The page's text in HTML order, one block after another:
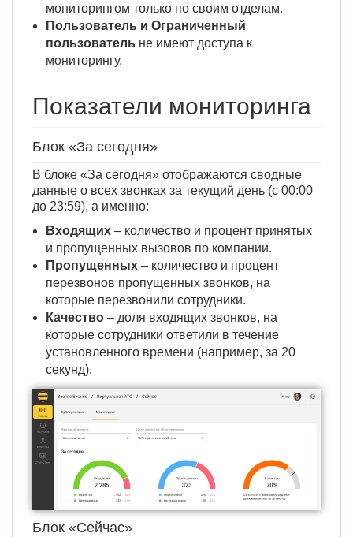
мониторингом только по своим отделам.
Пользователь и Ограниченный
пользователь не имеют доступа к
мониторингу.
Показатели мониторинга
Блок «За сегодня»
В блоке «За сегодня» отображаются сводные
данные о всех звонках за текущий день (с 00:00
до 23:59), а именно:
Входящих – количество и процент принятых
и пропущенных вызовов по компании.
Пропущенных – количество и процент
перезвонов пропущенных звонков, на
которые перезвонили сотрудники.
Качество – доля входящих звонков, на
которые сотрудники ответили в течение
установленного времени (например, за 20
секунд).
Блок «Сейчас»